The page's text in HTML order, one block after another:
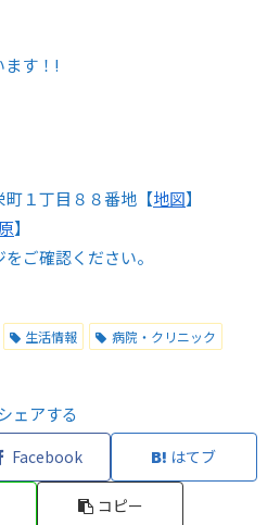
ます！!
１丁目８８番地【地図】
】
ご確認ください。
生活情報
病院・クリニック
ェアする
Facebook はてブ
コピー